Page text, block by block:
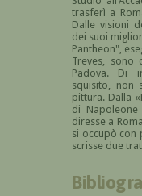
trasferì a
Dalle visioni
dei suoi
Pantheon",
Treves, sono
Padova. Di
squisito, non
pittura. Dalla
di Napoleone
diresse a
si occupò con
scrisse due